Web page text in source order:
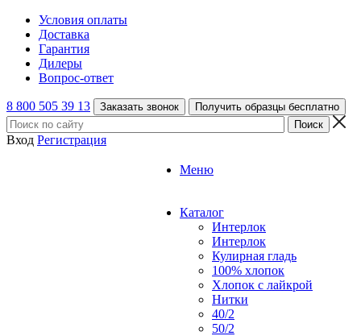
Условия оплаты
Доставка
Гарантия
Дилеры
Вопрос-ответ
8 800 505 39 13 Заказать звонок Получить образцы бесплатно
Вход Регистрация
Меню
Каталог
Интерлок
Интерлок
Кулирная гладь
100% хлопок
Хлопок с лайкрой
Нитки
40/2
50/2